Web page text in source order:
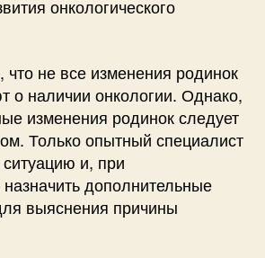
онкологического
что не все изменения родинок
о наличии онкологии. Однако,
изменения родинок следует
Только опытный специалист
и, при
дополнительные
выяснения причины